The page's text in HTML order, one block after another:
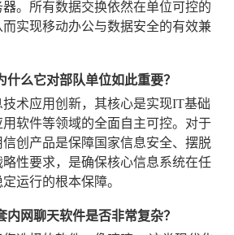
。所有数据交换依然在单位可控的
实现移动办公与数据安全的有效兼
么它对部队单位如此重要？
技术应用创新，其核心是实现IT基础
软件等领域的全面自主可控。对于
创产品是保障国家信息安全、摆脱
性要求，是确保核心信息系统在任
运行的根本保障。
网聊天软件是否非常复杂？